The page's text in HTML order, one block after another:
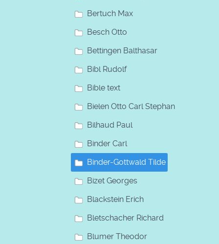
Bertuch Max
Besch Otto
Bettingen Balthasar
Bibl Rudolf
Bible text
Bielen Otto Carl Stephan
Bilhaud Paul
Binder Carl
Binder-Gottwald Tilde
Bizet Georges
Blackstein Erich
Bletschacher Richard
Blumer Theodor